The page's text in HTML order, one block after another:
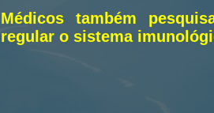
Médicos também
regular o sistema